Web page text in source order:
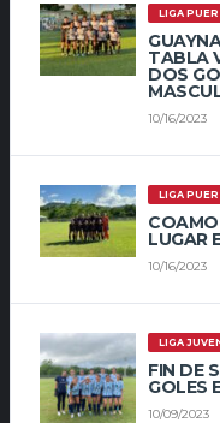
LIGA
TABLA
DOS
10/16/2023
LIGA
LUGAR
10/16/2023
LIGA
FIN DE
GOLES
10/09/2023